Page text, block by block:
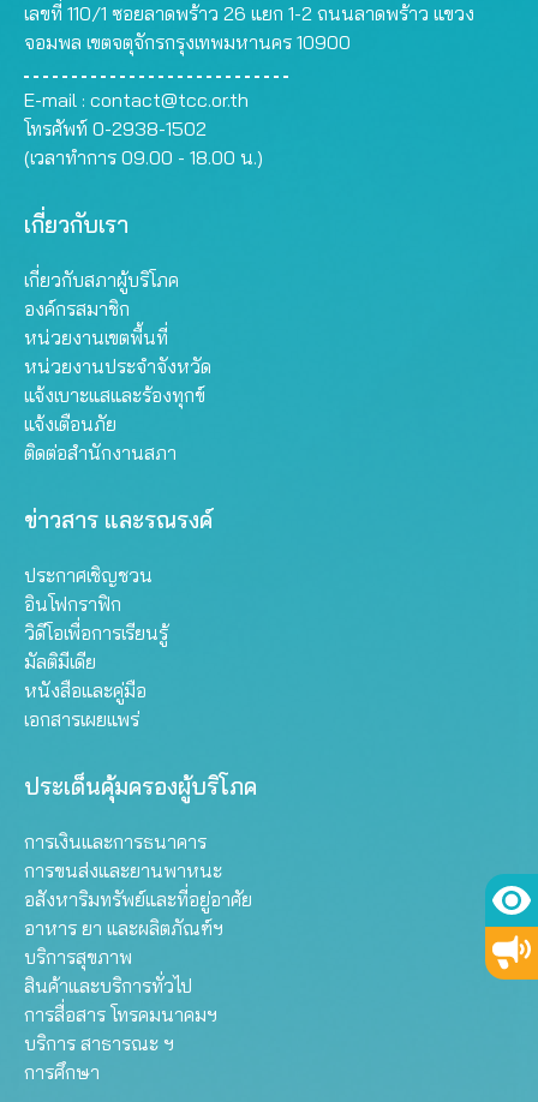
เลขที่ 110/1 ซอยลาดพร้าว 26 แยก 1-2 ถนนลาดพร้าว แขวง
จอมพล เขตจตุจักรกรุงเทพมหานคร 10900
E-mail : contact@tcc.or.th
โทรศัพท์ 0-2938-1502
(เวลาทำการ 09.00 - 18.00 น.)
เกี่ยวกับเรา
เกี่ยวกับสภาผู้บริโภค
องค์กรสมาชิก
หน่วยงานเขตพื้นที่
หน่วยงานประจำจังหวัด
แจ้งเบาะแสและร้องทุกข์
แจ้งเตือนภัย
ติดต่อสำนักงานสภา
ข่าวสาร และรณรงค์
ประกาศเชิญชวน
อินโฟกราฟิก
วิดีโอเพื่อการเรียนรู้
มัลติมีเดีย
หนังสือและคู่มือ
เอกสารเผยแพร่
ประเด็นคุ้มครองผู้บริโภค
การเงินและการธนาคาร
การขนส่งและยานพาหนะ
อสังหาริมทรัพย์และที่อยู่อาศัย
อาหาร ยา และผลิตภัณฑ์ฯ
บริการสุขภาพ
สินค้าและบริการทั่วไป
การสื่อสาร โทรคมนาคมฯ
บริการ สาธารณะ ฯ
การศึกษา